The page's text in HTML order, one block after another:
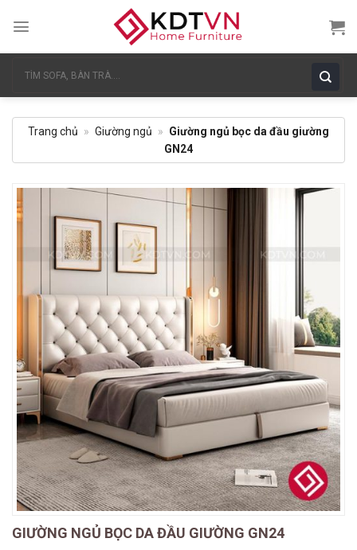
kiếm:
Trang chủ » Giường ngủ » Giường ngủ bọc da đầu giường
GN24
GIƯỜNG NGỦ BỌC DA ĐẦU GIƯỜNG GN24